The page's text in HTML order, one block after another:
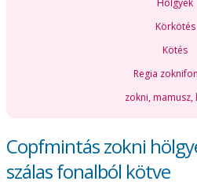
Körkötés
Kötés
Regia
zokni, mamusz,
Copfmintás zokni
szálas fonalból kötve